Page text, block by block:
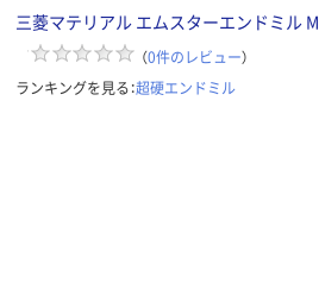
三菱マテリアル エムスターエンドミル
（0件のレビュー）
ランキングを見る：超硬エンドミル